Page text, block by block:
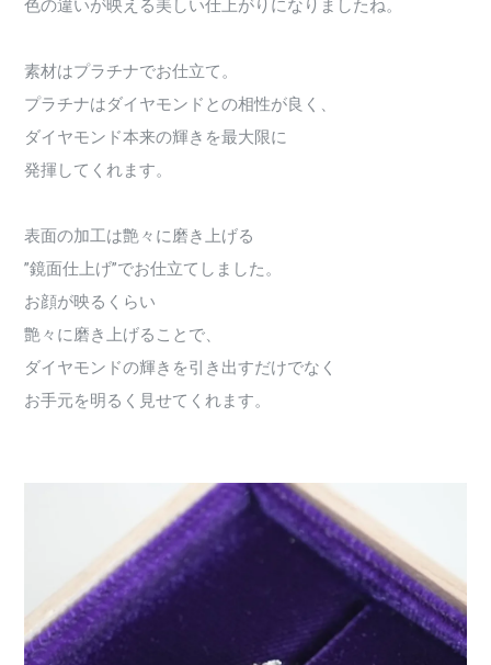
色の違いが映える美しい仕上がりになりましたね。
素材はプラチナでお仕立て。
プラチナはダイヤモンドとの相性が良く、
ダイヤモンド本来の輝きを最大限に
発揮してくれます。
表面の加工は艶々に磨き上げる
”鏡面仕上げ”でお仕立てしました。
お顔が映るくらい
艶々に磨き上げることで、
ダイヤモンドの輝きを引き出すだけでなく
お手元を明るく見せてくれます。